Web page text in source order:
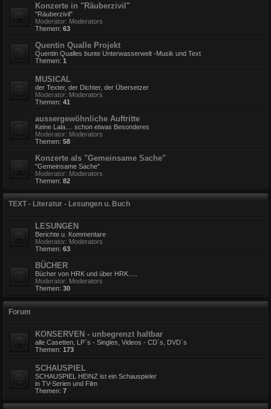
Konzerte in "Räuberzivil"
"Räuberzivil"
Moderator: Moderators
Themen: 63
Quentin Qualle Projekt
Quentin Qualles bunte Unterwasserwelt -Musik und Text
Themen: 1
MUSICAL
der Texter, der Dichter, der Übersetzer
Moderator: Moderators
Themen: 41
aussergewöhnliche Auftritte
Keine Lala.... schon etwas Besonderes
Moderator: Moderators
Themen: 58
Konzerte als "Gemeinsame Sache"
"Gemeinsame Sache"
Moderator: Moderators
Themen: 82
TEXT - Literatur - Lesungen u. Buch
LESUNGEN
Berichte u. Kommentare
Moderator: Moderators
Themen: 63
BÜCHER
Bücher von HRK und über HRK.....
Moderator: Moderators
Themen: 30
Forum
KONSERVEN - unbegrenzt haltbar
alle Casetten, LP´s - Singles, Videos - CD´s, DVD´s
Themen: 173
SCHAUSPIEL
SCHAUSPIEL HEINZ ist ein Schauspieler
in TV-Serien und Film
Themen: 7